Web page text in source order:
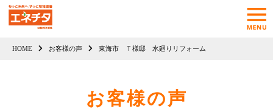
HOME お客様の声 東海市 Ｔ様邸 水廻りリフォーム
お客様の声